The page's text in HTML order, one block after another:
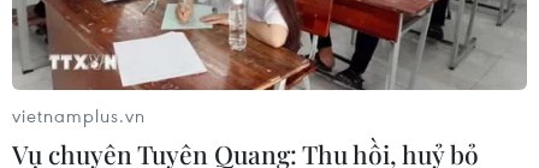
vietnamplus.vn
Vụ chuyên Tuyên Quang: Thu hồi, huỷ bỏ